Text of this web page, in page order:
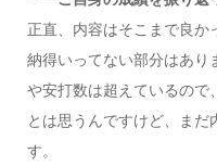
正直、内容はそこまで良か
納得いってない部分はあり
や安打数は超えているので
とは思うんですけど、ま
す。